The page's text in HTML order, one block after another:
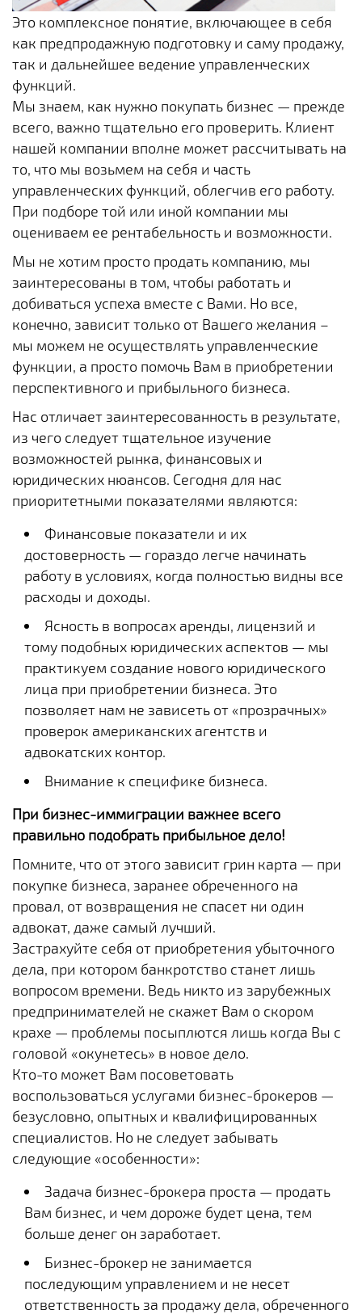
Это комплексное понятие, включающее в себя
как предпродажную подготовку и саму продажу,
так и дальнейшее ведение управленческих
функций.
Мы знаем, как нужно покупать бизнес — прежде
всего, важно тщательно его проверить. Клиент
нашей компании вполне может рассчитывать на
то, что мы возьмем на себя и часть
управленческих функций, облегчив его работу.
При подборе той или иной компании мы
оцениваем ее рентабельность и возможности.
Мы не хотим просто продать компанию, мы
заинтересованы в том, чтобы работать и
добиваться успеха вместе с Вами. Но все,
конечно, зависит только от Вашего желания –
мы можем не осуществлять управленческие
функции, а просто помочь Вам в приобретении
перспективного и прибыльного бизнеса.
Нас отличает заинтересованность в результате,
из чего следует тщательное изучение
возможностей рынка, финансовых и
юридических нюансов. Сегодня для нас
приоритетными показателями являются:
Финансовые показатели и их
достоверность — гораздо легче начинать
работу в условиях, когда полностью видны все
расходы и доходы.
Ясность в вопросах аренды, лицензий и
тому подобных юридических аспектов — мы
практикуем создание нового юридического
лица при приобретении бизнеса. Это
позволяет нам не зависеть от «прозрачных»
проверок американских агентств и
адвокатских контор.
Внимание к специфике бизнеса.
При бизнес-иммиграции важнее всего
правильно подобрать прибыльное дело!
Помните, что от этого зависит грин карта — при
покупке бизнеса, заранее обреченного на
провал, от возвращения не спасет ни один
адвокат, даже самый лучший.
Застрахуйте себя от приобретения убыточного
дела, при котором банкротство станет лишь
вопросом времени. Ведь никто из зарубежных
предпринимателей не скажет Вам о скором
крахе — проблемы посыплются лишь когда Вы с
головой «окунетесь» в новое дело.
Кто-то может Вам посоветовать
воспользоваться услугами бизнес-брокеров —
безусловно, опытных и квалифицированных
специалистов. Но не следует забывать
следующие «особенности»:
Задача бизнес-брокера проста — продать
Вам бизнес, и чем дороже будет цена, тем
больше денег он заработает.
Бизнес-брокер не занимается
последующим управлением и не несет
ответственность за продажу дела, обреченного